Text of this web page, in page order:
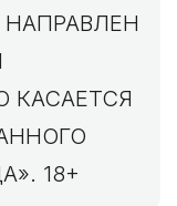
КАСАЕТСЯ
18+